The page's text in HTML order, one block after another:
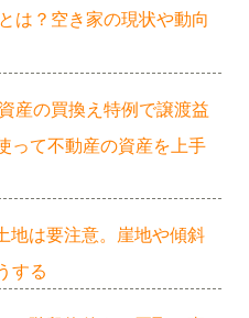
は？空き家の現状や動向
産の買換え特例で譲渡益
って不動産の資産を上手
地は要注意。崖地や傾斜
する